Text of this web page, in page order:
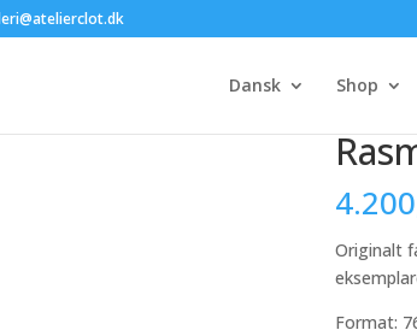
Dansk Shop
Originalt
Format: